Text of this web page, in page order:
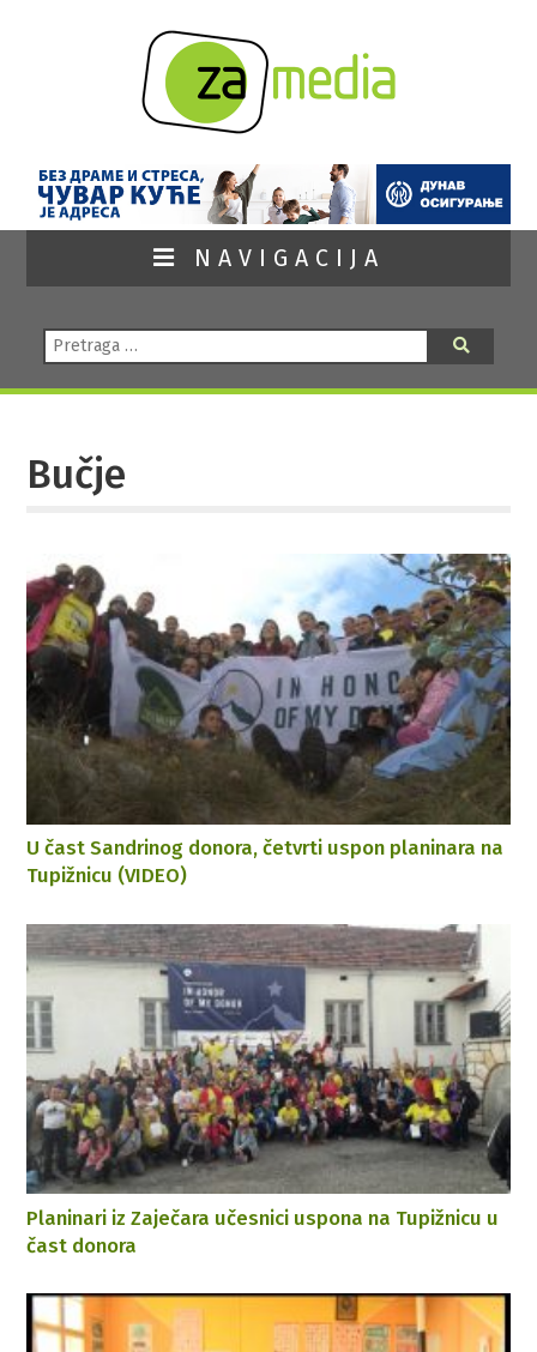
NAVIGACIJA
Pretraga:
Bučje
U čast Sandrinog donora, četvrti uspon planinara na
Tupižnicu (VIDEO)
Planinari iz Zaječara učesnici uspona na Tupižnicu u
čast donora